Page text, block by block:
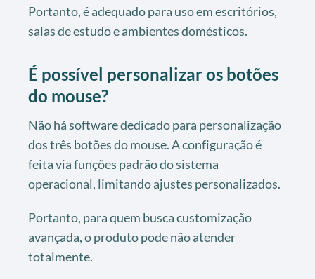
Portanto, é adequado para uso em escritórios,
salas de estudo e ambientes domésticos.
É possível personalizar os botões
do mouse?
Não há software dedicado para personalização
dos três botões do mouse. A configuração é
feita via funções padrão do sistema
operacional, limitando ajustes personalizados.
Portanto, para quem busca customização
avançada, o produto pode não atender
totalmente.